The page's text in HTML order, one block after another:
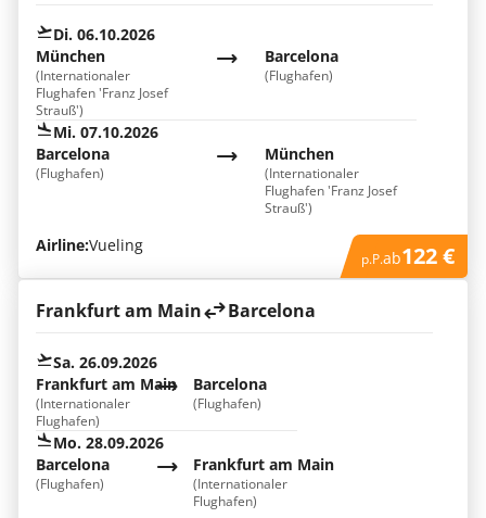
Di. 06.10.2026
München
(Internationaler
Flughafen 'Franz Josef
Strauß')
Barcelona
(Flughafen)
Mi. 07.10.2026
München
(Internationaler
Flughafen 'Franz Josef
Strauß')
Barcelona
(Flughafen)
Airline:Vueling
p.P.ab122 €
Frankfurt am Main Barcelona
Sa. 26.09.2026
Frankfurt am Main
(Internationaler
Flughafen)
Barcelona
(Flughafen)
Mo. 28.09.2026
Frankfurt am Main
(Internationaler
Flughafen)
Barcelona
(Flughafen)